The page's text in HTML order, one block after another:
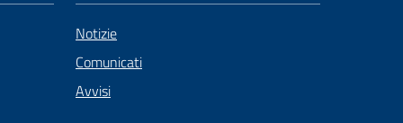
Notizie
Comunicati
Avvisi